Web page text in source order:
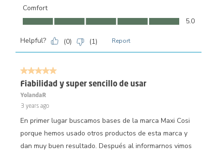
Comfort
Comfort, 5.0 out of 5
5.0
Helpful? (0) (1) Report
5 out of 5 stars.
Fiabilidad y super sencillo de usar
YolandaR
3 years ago
En primer lugar buscamos bases de la marca Maxi Cosi
porque hemos usado otros productos de esta marca y
dan muy buen resultado. Después al informarnos vimos